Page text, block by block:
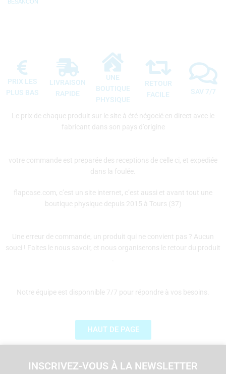
BESANCON
PRIX LES
PLUS BAS
LIVRAISON
RAPIDE
UNE
BOUTIQUE
PHYSIQUE
RETOUR
FACILE
SAV 7/7
Le prix de chaque produit sur le site à été négocié en direct avec le
fabricant dans son pays d’origine
votre commande est preparée des receptions de celle ci, et expediée
dans la foulée.
flapcase.com, c’est un site internet, c’est aussi et avant tout une
boutique physique depuis 2015 à Tours (37)
Une erreur de commande, un produit qui ne convient pas ? Aucun
souci ! Faites le nous savoir, et nous organiserons le retour du produit
Notre équipe est disponnible 7/7 pour répondre à vos besoins.
HAUT DE PAGE
INSCRIVEZ-VOUS À LA NEWSLETTER